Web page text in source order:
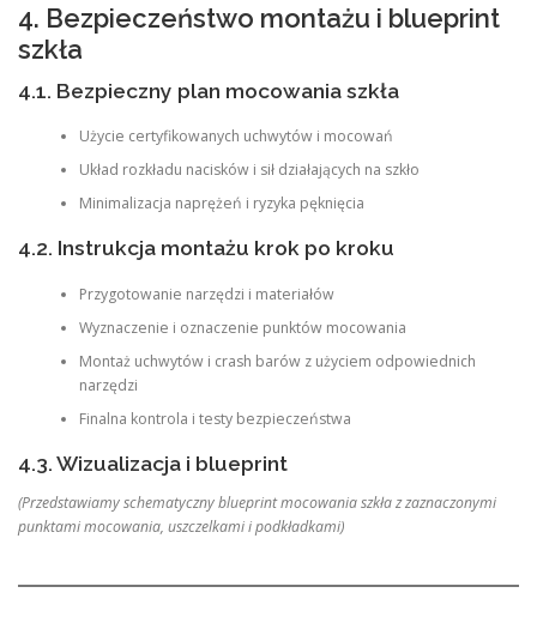
4. Bezpieczeństwo montażu i blueprint
szkła
4.1. Bezpieczny plan mocowania szkła
Użycie certyfikowanych uchwytów i mocowań
Układ rozkładu nacisków i sił działających na szkło
Minimalizacja naprężeń i ryzyka pęknięcia
4.2. Instrukcja montażu krok po kroku
Przygotowanie narzędzi i materiałów
Wyznaczenie i oznaczenie punktów mocowania
Montaż uchwytów i crash barów z użyciem odpowiednich
narzędzi
Finalna kontrola i testy bezpieczeństwa
4.3. Wizualizacja i blueprint
(Przedstawiamy schematyczny blueprint mocowania szkła z zaznaczonymi
punktami mocowania, uszczelkami i podkładkami)